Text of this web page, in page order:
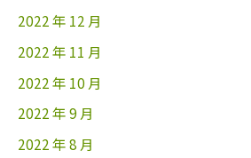
2022 年 12 月
2022 年 11 月
2022 年 10 月
2022 年 9 月
2022 年 8 月